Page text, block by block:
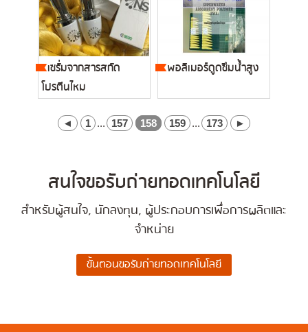
เซรั่มจากสารสกัด
โปรตีนไหม
พอลิเมอร์ดูดซึมน้ำสูง
◄ 1 ... 157 158 159 ... 173 ►
สนใจขอรับถ่ายทอดเทคโนโลยี
สำหรับผู้สนใจ, นักลงทุน, ผู้ประกอบการเพื่อการผลิตและ
จำหน่าย